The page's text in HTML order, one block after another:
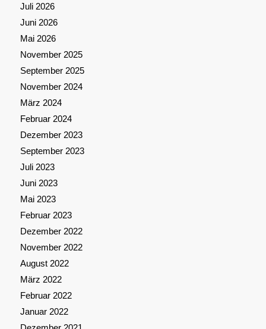
Juli 2026
Juni 2026
Mai 2026
November 2025
September 2025
November 2024
März 2024
Februar 2024
Dezember 2023
September 2023
Juli 2023
Juni 2023
Mai 2023
Februar 2023
Dezember 2022
November 2022
August 2022
März 2022
Februar 2022
Januar 2022